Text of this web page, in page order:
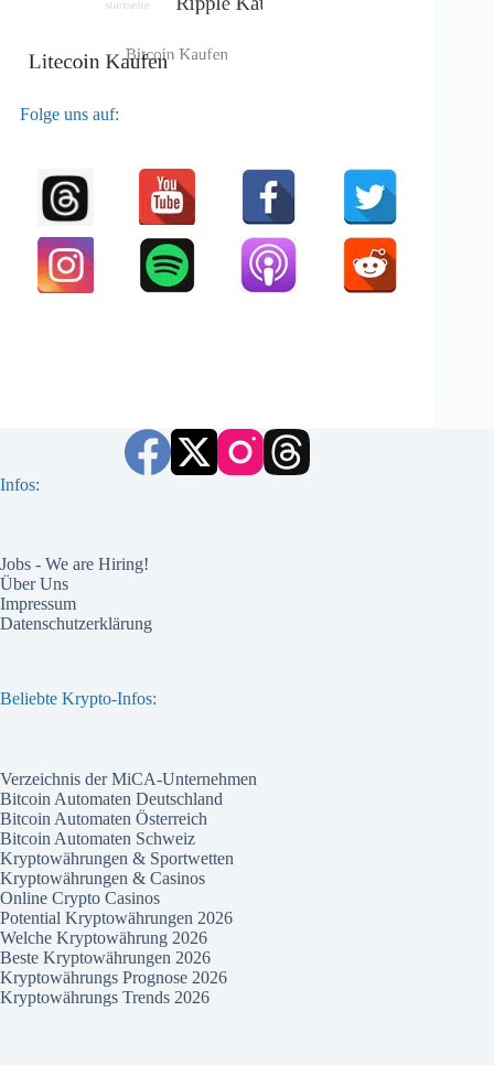
Folge uns auf:
Infos:
Jobs - We are Hiring!
Über Uns
Impressum
Datenschutzerklärung
Beliebte Krypto-Infos:
Verzeichnis der MiCA-Unternehmen
Bitcoin Automaten Deutschland
Bitcoin Automaten Österreich
Bitcoin Automaten Schweiz
Kryptowährungen & Sportwetten
Kryptowährungen & Casinos
Online Crypto Casinos
Potential Kryptowährungen 2026
Welche Kryptowährung 2026
Beste Kryptowährungen 2026
Kryptowährungs Prognose 2026
Kryptowährungs Trends 2026